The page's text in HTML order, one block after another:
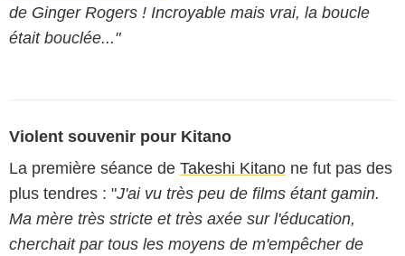
de Ginger Rogers ! Incroyable mais vrai, la boucle
était bouclée..."
Violent souvenir pour Kitano
La première séance de Takeshi Kitano ne fut pas des
plus tendres : "J'ai vu très peu de films étant gamin.
Ma mère très stricte et très axée sur l'éducation,
cherchait par tous les moyens de m'empêcher de